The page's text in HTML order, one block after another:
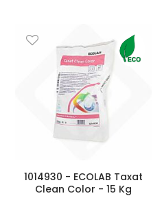
1014930 - ECOLAB Taxat
Clean Color - 15 Kg